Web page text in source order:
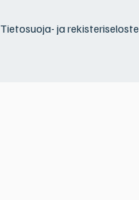
Tietosuoja- ja rekisteriseloste